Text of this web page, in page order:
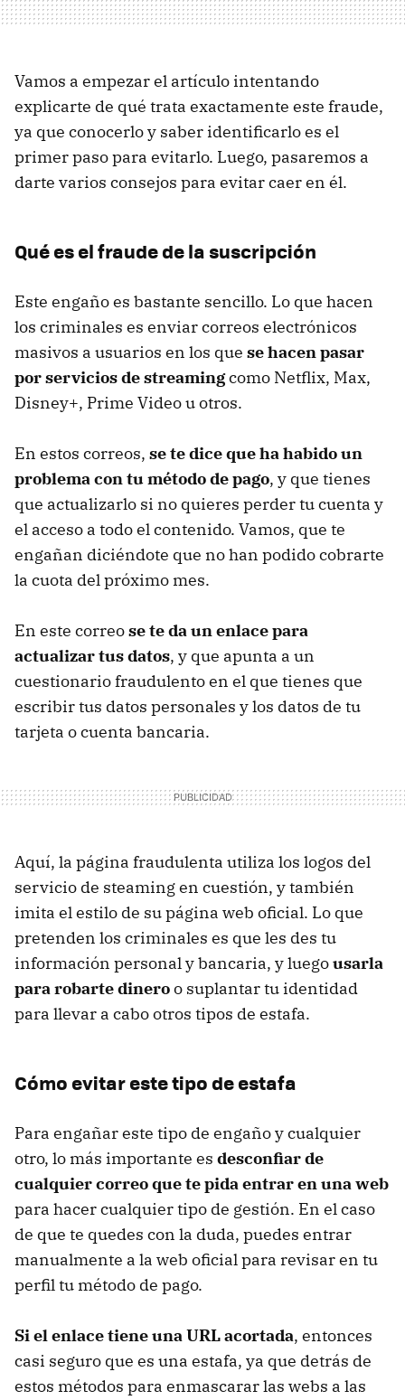
Vamos a empezar el artículo intentando
explicarte de qué trata exactamente este fraude,
ya que conocerlo y saber identificarlo es el
primer paso para evitarlo. Luego, pasaremos a
darte varios consejos para evitar caer en él.
Qué es el fraude de la suscripción
Este engaño es bastante sencillo. Lo que hacen
los criminales es enviar correos electrónicos
masivos a usuarios en los que se hacen pasar
por servicios de streamingcomo Netflix, Max,
Disney+, Prime Video u otros.
En estos correos, se te dice que ha habido un
problema con tu método de pago, y que tienes
que actualizarlo si no quieres perder tu cuenta y
el acceso a todo el contenido. Vamos, que te
engañan diciéndote que no han podido cobrarte
la cuota del próximo mes.
En este correose te da un enlace para
actualizar tus datos, y que apunta a un
cuestionario fraudulento en el que tienes que
escribir tus datos personales y los datos de tu
tarjeta o cuenta bancaria.
Aquí, la página fraudulenta utiliza los logos del
servicio de steaming en cuestión, y también
imita el estilo de su página web oficial. Lo que
pretenden los criminales es que les des tu
información personal y bancaria, y luegousarla
para robarte dineroo suplantar tu identidad
para llevar a cabo otros tipos de estafa.
Cómo evitar este tipo de estafa
Para engañar este tipo de engaño y cualquier
otro, lo más importante es desconfiar de
cualquier correo que te pida entrar en una web
para hacer cualquier tipo de gestión. En el caso
de que te quedes con la duda, puedes entrar
manualmente a la web oficial para revisar en tu
perfil tu método de pago.
Si el enlace tiene una URL acortada, entonces
casi seguro que es una estafa, ya que detrás de
estos métodos para enmascarar las webs a las